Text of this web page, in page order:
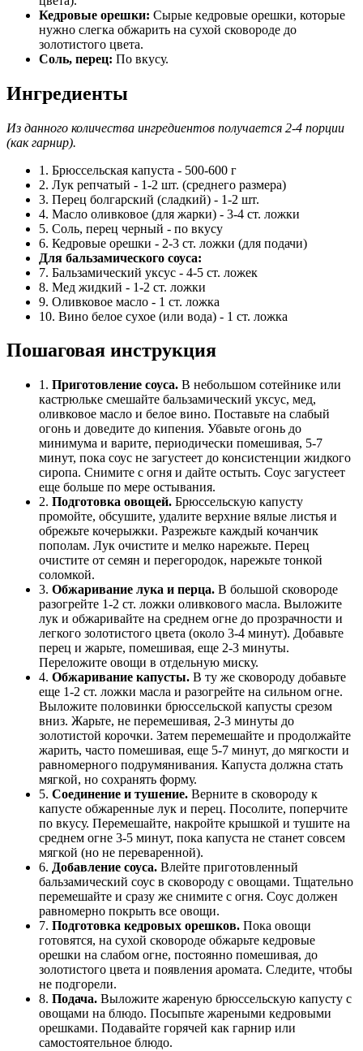
Кедровые орешки: Сырые кедровые орешки, которые
нужно слегка обжарить на сухой сковороде до
золотистого цвета.
Соль, перец: По вкусу.
Ингредиенты
Из данного количества ингредиентов получается 2-4 порции
(как гарнир).
1. Брюссельская капуста - 500-600 г
2. Лук репчатый - 1-2 шт. (среднего размера)
3. Перец болгарский (сладкий) - 1-2 шт.
4. Масло оливковое (для жарки) - 3-4 ст. ложки
5. Соль, перец черный - по вкусу
6. Кедровые орешки - 2-3 ст. ложки (для подачи)
Для бальзамического соуса:
7. Бальзамический уксус - 4-5 ст. ложек
8. Мед жидкий - 1-2 ст. ложки
9. Оливковое масло - 1 ст. ложка
10. Вино белое сухое (или вода) - 1 ст. ложка
Пошаговая инструкция
1. Приготовление соуса. В небольшом сотейнике или
кастрюльке смешайте бальзамический уксус, мед,
оливковое масло и белое вино. Поставьте на слабый
огонь и доведите до кипения. Убавьте огонь до
минимума и варите, периодически помешивая, 5-7
минут, пока соус не загустеет до консистенции жидкого
сиропа. Снимите с огня и дайте остыть. Соус загустеет
еще больше по мере остывания.
2. Подготовка овощей. Брюссельскую капусту
промойте, обсушите, удалите верхние вялые листья и
обрежьте кочерыжки. Разрежьте каждый кочанчик
пополам. Лук очистите и мелко нарежьте. Перец
очистите от семян и перегородок, нарежьте тонкой
соломкой.
3. Обжаривание лука и перца. В большой сковороде
разогрейте 1-2 ст. ложки оливкового масла. Выложите
лук и обжаривайте на среднем огне до прозрачности и
легкого золотистого цвета (около 3-4 минут). Добавьте
перец и жарьте, помешивая, еще 2-3 минуты.
Переложите овощи в отдельную миску.
4. Обжаривание капусты. В ту же сковороду добавьте
еще 1-2 ст. ложки масла и разогрейте на сильном огне.
Выложите половинки брюссельской капусты срезом
вниз. Жарьте, не перемешивая, 2-3 минуты до
золотистой корочки. Затем перемешайте и продолжайте
жарить, часто помешивая, еще 5-7 минут, до мягкости и
равномерного подрумянивания. Капуста должна стать
мягкой, но сохранять форму.
5. Соединение и тушение. Верните в сковороду к
капусте обжаренные лук и перец. Посолите, поперчите
по вкусу. Перемешайте, накройте крышкой и тушите на
среднем огне 3-5 минут, пока капуста не станет совсем
мягкой (но не переваренной).
6. Добавление соуса. Влейте приготовленный
бальзамический соус в сковороду с овощами. Тщательно
перемешайте и сразу же снимите с огня. Соус должен
равномерно покрыть все овощи.
7. Подготовка кедровых орешков. Пока овощи
готовятся, на сухой сковороде обжарьте кедровые
орешки на слабом огне, постоянно помешивая, до
золотистого цвета и появления аромата. Следите, чтобы
не подгорели.
8. Подача. Выложите жареную брюссельскую капусту с
овощами на блюдо. Посыпьте жареными кедровыми
орешками. Подавайте горячей как гарнир или
самостоятельное блюдо.